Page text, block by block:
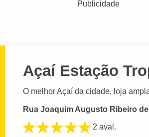
Publicidade
Açaí Estação
O melhor Açaí da cidade, loja
Rua Joaquim Augusto Ribeiro
2 aval.